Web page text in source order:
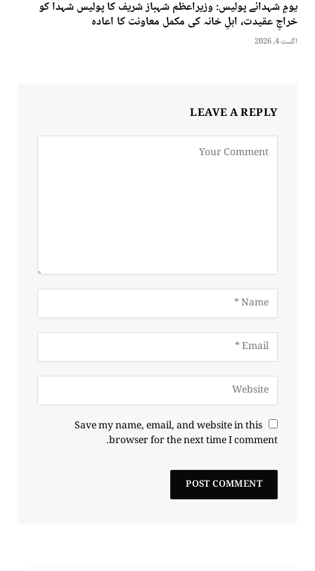
یومِ شہدائے پولیس: وزیراعظم شہباز شریف کا پولیس شہدا کو
خراجِ عقیدت، اہلِ خانہ کی مکمل معاونت کا اعادہ
اگست 4, 2026
LEAVE A REPLY
Save my name, email, and website in this
browser for the next time I comment.